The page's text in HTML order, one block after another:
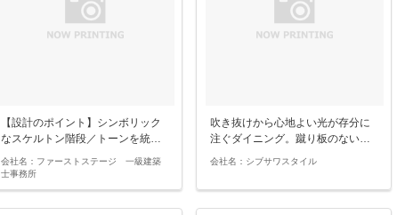
【設計のポイント】シンボリック
なスケルトン階段／トーンを統…
会社名：ファーストステージ 一級建築
士事務所
吹き抜けから心地よい光が存分に
注ぐダイニング。蹴り板のない…
会社名：シブサワスタイル